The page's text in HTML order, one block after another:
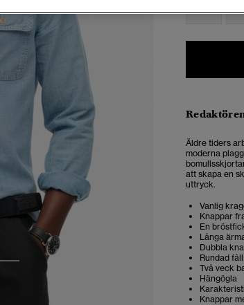
Äldre tiders
moderna
att skapa en
uttryck.
Vanlig
Knappar
En
Långa
Dubbla
Rundad fåll
Två veck
Hängögla
Knappar